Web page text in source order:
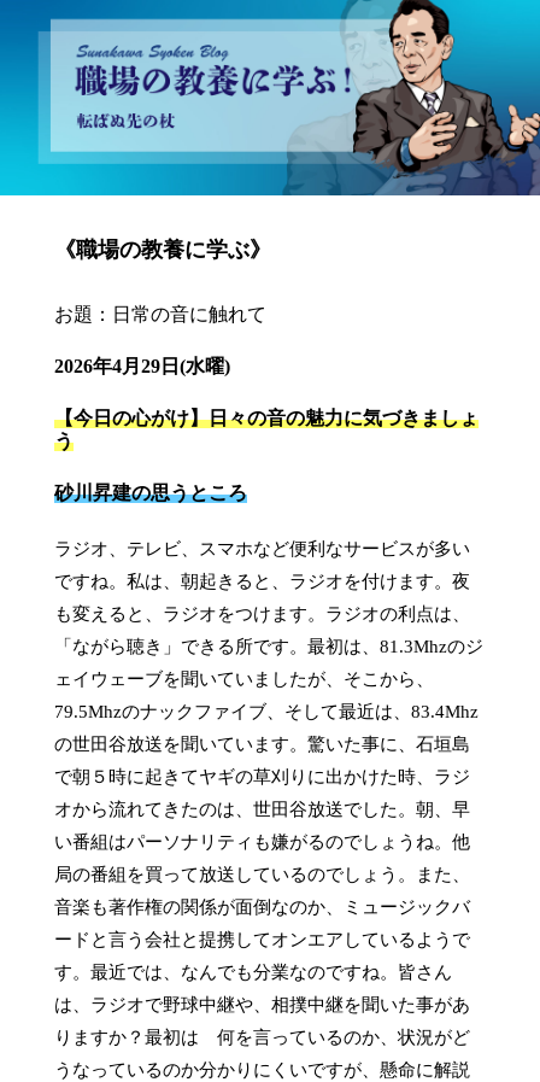
砂川昇建会長ブログ 職場の教養に学ぶ！～転ばぬ先の杖～
《職場の教養に学ぶ》
お題：日常の音に触れて
2026年4月29日(水曜)
【今日の心がけ】日々の音の魅力に気づきましょ
う
砂川昇建の思うところ
ラジオ、テレビ、スマホなど便利なサービスが多い
ですね。私は、朝起きると、ラジオを付けます。夜
も変えると、ラジオをつけます。ラジオの利点は、
「ながら聴き」できる所です。最初は、81.3Mhzのジ
ェイウェーブを聞いていましたが、そこから、
79.5Mhzのナックファイブ、そして最近は、83.4Mhz
の世田谷放送を聞いています。驚いた事に、石垣島
で朝５時に起きてヤギの草刈りに出かけた時、ラジ
オから流れてきたのは、世田谷放送でした。朝、早
い番組はパーソナリティも嫌がるのでしょうね。他
局の番組を買って放送しているのでしょう。また、
音楽も著作権の関係が面倒なのか、ミュージックバ
ードと言う会社と提携してオンエアしているようで
す。最近では、なんでも分業なのですね。皆さん
は、ラジオで野球中継や、相撲中継を聞いた事があ
りますか？最初は　何を言っているのか、状況がど
うなっているのか分かりにくいですが、懸命に解説